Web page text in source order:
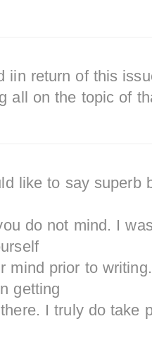
iin return of this
all on the topic of
like to say superb
do not mind. I
mind prior to
getting
I truly do take